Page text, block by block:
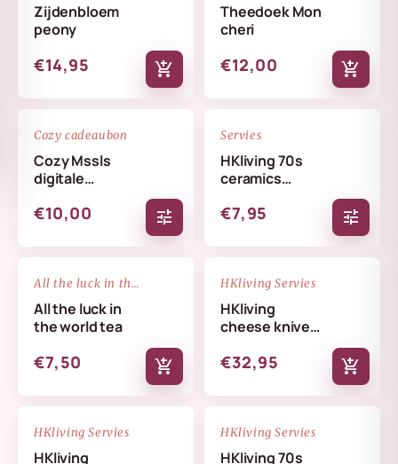
Zijdenbloem
peony
€14,95 add_shopping_cart
Theedoek Mon
cheri
€12,00 add_shopping_cart
Cozy cadeaubon
Cozy Mssls
digitale
Alleen online te
€10,00 tune
Servies
HKliving 70s
ceramics
€7,95 tune
All the luck in the world
All the luck in
the world tea
€7,50 add_shopping_cart
NIEUW
HKliving Servies
HKliving
cheese knives
€32,95 add_shopping_cart
NIEUW
HKliving Servies
HKliving
NIEUW
HKliving Servies
HKliving 70s